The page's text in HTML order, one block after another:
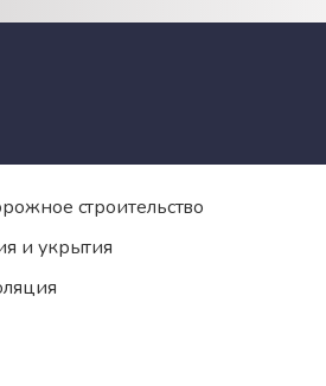
строительство
и укрытия